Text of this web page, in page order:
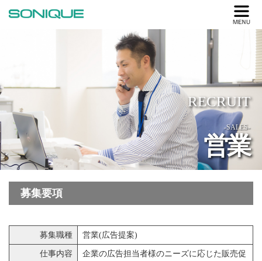
RECRUIT
-SALES-
営業
募集要項
募集職種 営業(広告提案)
仕事内容
企業の広告担当者様のニーズに応じた販売促